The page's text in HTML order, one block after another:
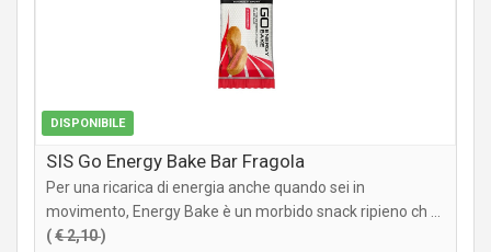
DISPONIBILE
SIS Go Energy Bake Bar Fragola
Per una ricarica di energia anche quando sei in
movimento, Energy Bake è un morbido snack ripieno ch ...
(€ 2,10)